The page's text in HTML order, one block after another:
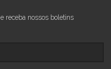
e receba nossos boletins